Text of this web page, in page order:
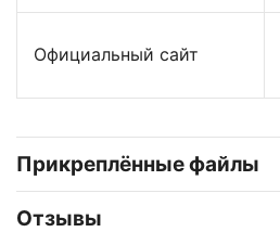
Официальный сайт
Прикреплённые файлы
Отзывы